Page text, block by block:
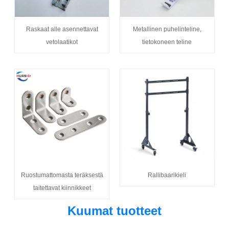
Raskaat alle asennettavat
vetolaatikot
Metallinen puhelinteline,
tietokoneen teline
Ruostumattomasta teräksestä
taitettavat kiinnikkeet
Rallibaarikieli
Kuumat tuotteet